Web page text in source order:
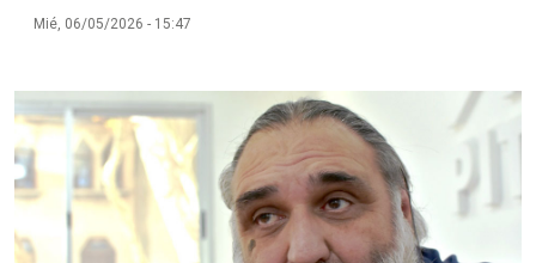
Mié, 06/05/2026 - 15:47
Imagen